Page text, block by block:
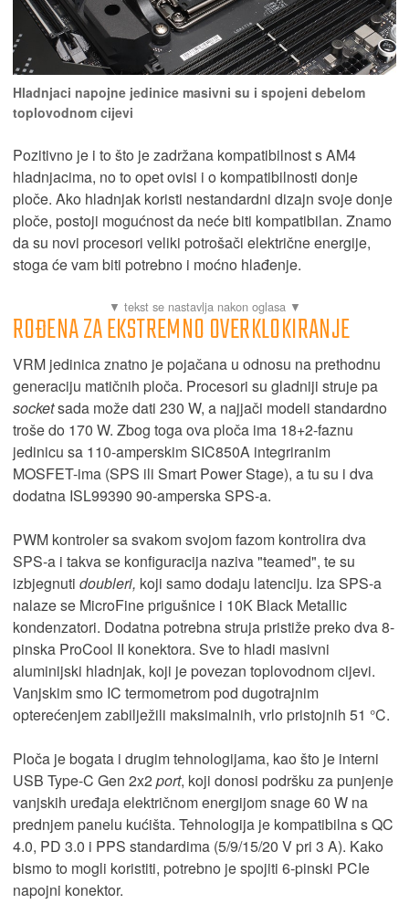
Hladnjaci napojne jedinice masivni su i spojeni debelom
toplovodnom cijevi
Pozitivno je i to što je zadržana kompatibilnost s AM4
hladnjacima, no to opet ovisi i o kompatibilnosti donje
ploče. Ako hladnjak koristi nestandardni dizajn svoje donje
ploče, postoji mogućnost da neće biti kompatibilan. Znamo
da su novi procesori veliki potrošači električne energije,
stoga će vam biti potrebno i moćno hlađenje.
ROĐENA ZA EKSTREMNO OVERKLOKIRANJE
VRM jedinica znatno je pojačana u odnosu na prethodnu
generaciju matičnih ploča. Procesori su gladniji struje pa
socketsada može dati 230 W, a najjači modeli standardno
troše do 170 W. Zbog toga ova ploča ima 18+2-faznu
jedinicu sa 110-amperskim SIC850A integriranim
MOSFET-ima (SPS ili Smart Power Stage), a tu su i dva
dodatna ISL99390 90-amperska SPS-a.
PWM kontroler sa svakom svojom fazom kontrolira dva
SPS-a i takva se konfiguracija naziva "teamed", te su
izbjegnuti doubleri, koji samo dodaju latenciju. Iza SPS-a
nalaze se MicroFine prigušnice i 10K Black Metallic
kondenzatori. Dodatna potrebna struja pristiže preko dva 8-
pinska ProCool II konektora. Sve to hladi masivni
aluminijski hladnjak, koji je povezan toplovodnom cijevi.
Vanjskim smo IC termometrom pod dugotrajnim
opterećenjem zabilježili maksimalnih, vrlo pristojnih 51 °C.
Ploča je bogata i drugim tehnologijama, kao što je interni
USB Type-C Gen 2x2 port, koji donosi podršku za punjenje
vanjskih uređaja električnom energijom snage 60 W na
prednjem panelu kućišta. Tehnologija je kompatibilna s QC
4.0, PD 3.0 i PPS standardima (5/9/15/20 V pri 3 A). Kako
bismo to mogli koristiti, potrebno je spojiti 6-pinski PCIe
napojni konektor.